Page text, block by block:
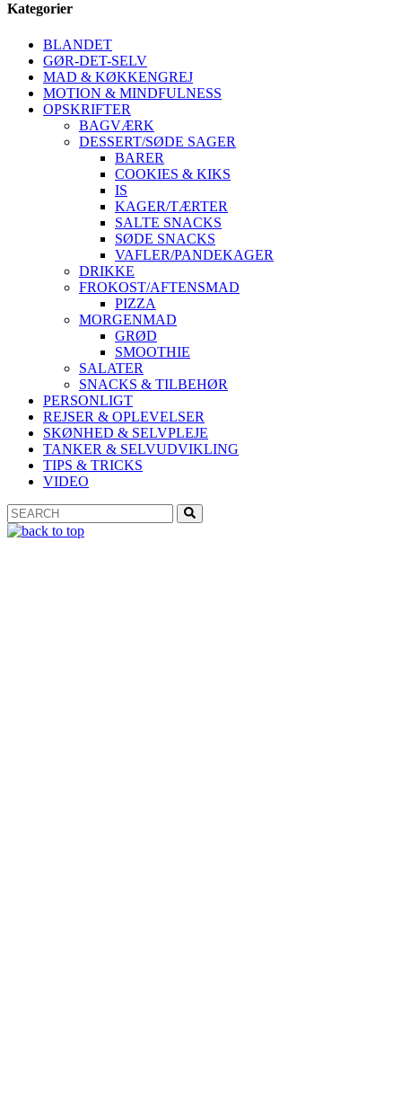
Kategorier
BLANDET
GØR-DET-SELV
MAD & KØKKENGREJ
MOTION & MINDFULNESS
OPSKRIFTER
BAGVÆRK
DESSERT/SØDE SAGER
BARER
COOKIES & KIKS
IS
KAGER/TÆRTER
SALTE SNACKS
SØDE SNACKS
VAFLER/PANDEKAGER
DRIKKE
FROKOST/AFTENSMAD
PIZZA
MORGENMAD
GRØD
SMOOTHIE
SALATER
SNACKS & TILBEHØR
PERSONLIGT
REJSER & OPLEVELSER
SKØNHED & SELVPLEJE
TANKER & SELVUDVIKLING
TIPS & TRICKS
VIDEO
Search
for: